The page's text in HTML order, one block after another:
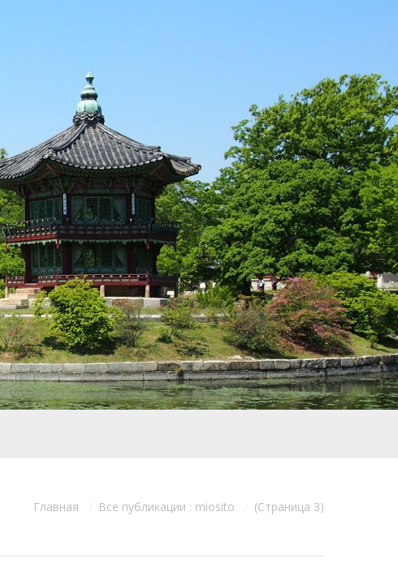
Главная Все публикации : miosito (Страница 3)